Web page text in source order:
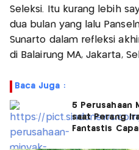
Seleksi. Itu kurang lebih
dua bulan yang lalu
Sunarto dalam refleksi
di Balairung MA, Jakarta,
Baca Juga :
5 Perusahaan
saat Perang
Fantastis